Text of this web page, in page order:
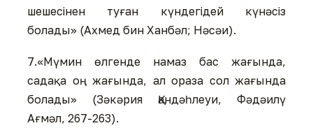
шешесінен туған күндегідей күнәсіз
болады» (Ахмед бин Ханбәл; Нәсәи).
7.«Мүмин өлгенде намаз бас жағында,
садақа оң жағында, ал ораза сол жағында
болады» (Зәкәрия Қандәһлеуи, Фәдәилү
Ағмәл, 267-263).